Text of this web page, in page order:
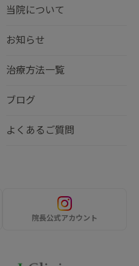
当院について
お知らせ
治療方法一覧
ブログ
よくあるご質問
院長公式アカウント